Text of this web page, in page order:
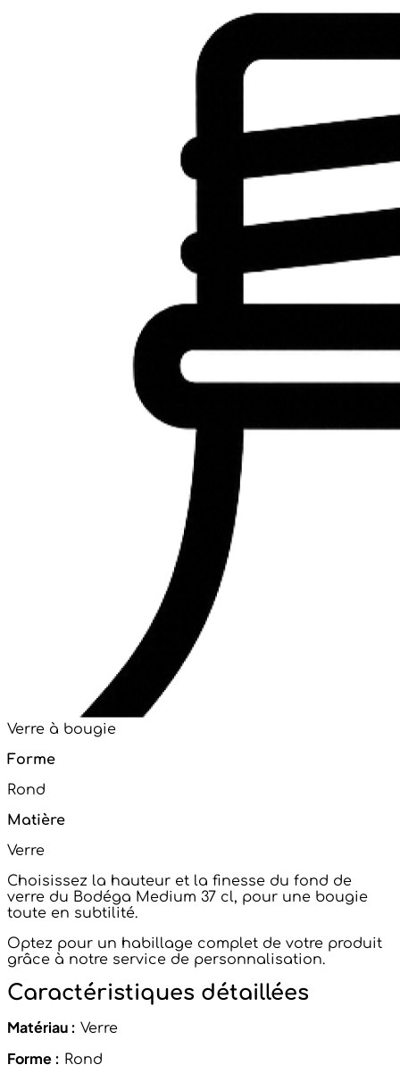
Verre à bougie
Forme
Rond
Matière
Verre
Choisissez la hauteur et la finesse du fond de
verre du Bodéga Medium 37 cl, pour une bougie
toute en subtilité.
Optez pour un habillage complet de votre produit
grâce à notre service de personnalisation.
Caractéristiques détaillées
Matériau : Verre
Forme : Rond